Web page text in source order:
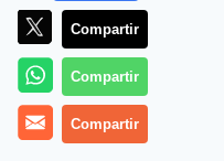
Compartir
Compartir
Compartir